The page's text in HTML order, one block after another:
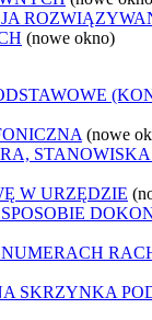
(nowe okno)
(nowe
W URZĘDZIE
SKRZYNKA